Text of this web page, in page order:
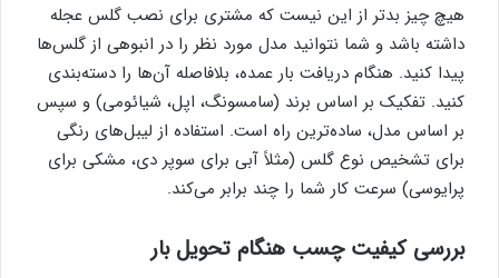
هیچ چیز بدتر از این نیست که مشتری برای نصب گلس عجله
داشته باشد و شما نتوانید مدل مورد نظر را در انبوهی از گلس‌ها
پیدا کنید. هنگام دریافت بار عمده، بلافاصله آن‌ها را دسته‌بندی
کنید. تفکیک بر اساس برند (سامسونگ، اپل، شیائومی) و سپس
بر اساس مدل، ساده‌ترین راه است. استفاده از لیبل‌های رنگی
برای تشخیص نوع گلس (مثلاً آبی برای سوپر دی، مشکی برای
پرایوسی) سرعت کار شما را چند برابر می‌کند.
بررسی کیفیت چسب هنگام تحویل بار